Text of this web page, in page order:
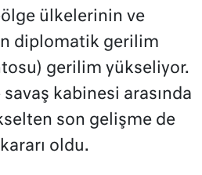
ülkelerinin ve
diplomatik gerilim
gerilim yükseliyor.
savaş kabinesi arasında
son gelişme de
oldu.